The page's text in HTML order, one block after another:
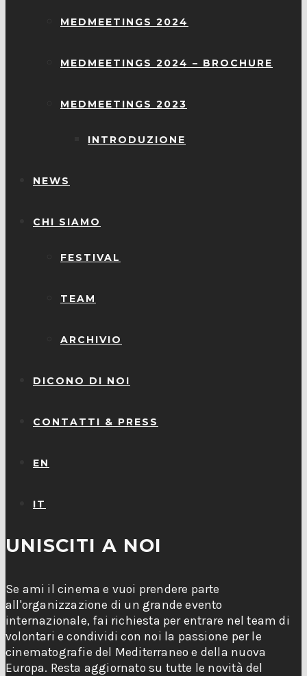
MEDMEETINGS 2024
MEDMEETINGS 2024 – BROCHURE
MEDMEETINGS 2023
INTRODUZIONE
NEWS
CHI SIAMO
FESTIVAL
TEAM
ARCHIVIO
DICONO DI NOI
CONTATTI & PRESS
EN
IT
UNISCITI A NOI
Se ami il cinema e vuoi prendere parte
all'organizzazione di un grande evento
internazionale, fai richiesta per entrare nel team di
volontari e condividi con noi la passione per le
cinematografie del Mediterraneo e della nuova
Europa. Resta aggiornato su tutte le novità del